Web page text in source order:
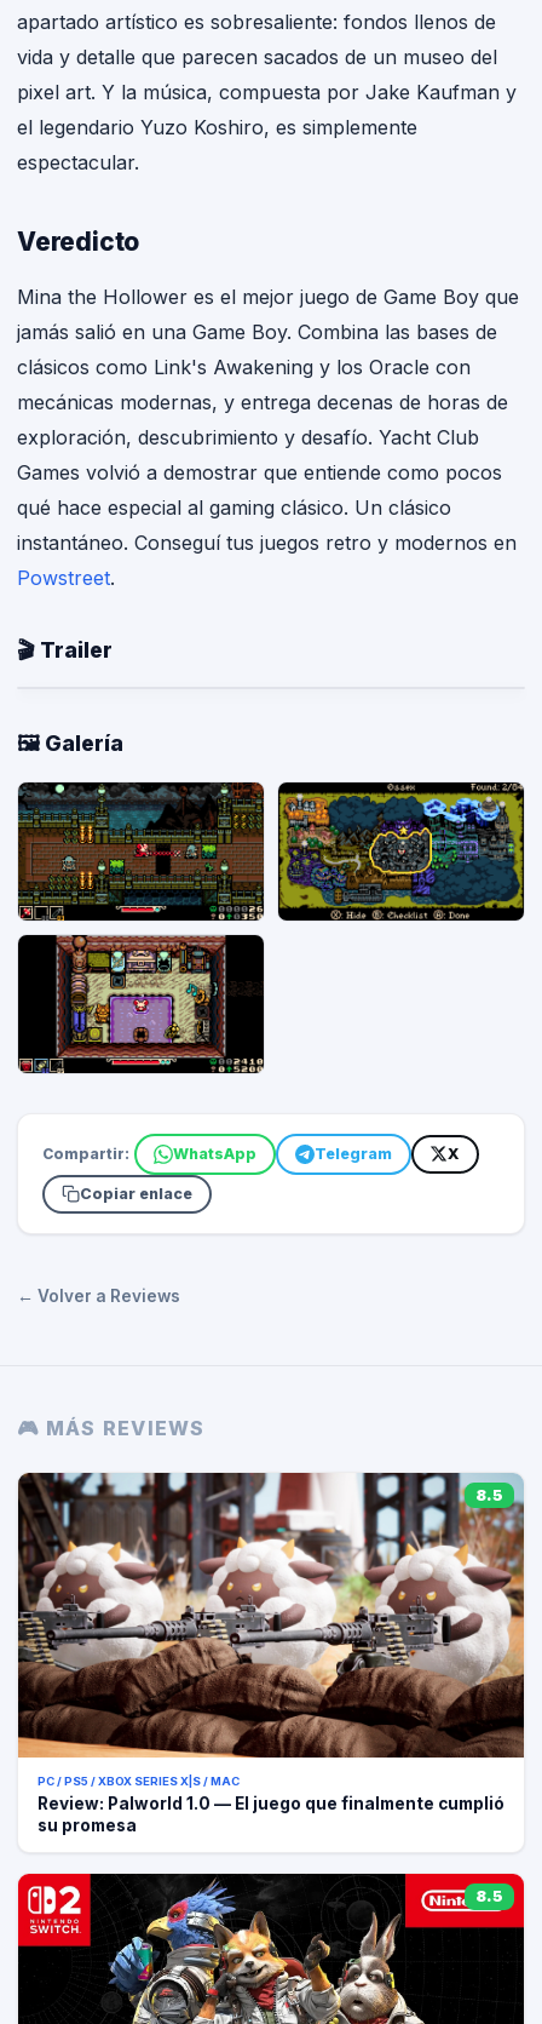
apartado artístico es sobresaliente: fondos llenos de
vida y detalle que parecen sacados de un museo del
pixel art. Y la música, compuesta por Jake Kaufman y
el legendario Yuzo Koshiro, es simplemente
espectacular.
Veredicto
Mina the Hollower es el mejor juego de Game Boy que
jamás salió en una Game Boy. Combina las bases de
clásicos como Link's Awakening y los Oracle con
mecánicas modernas, y entrega decenas de horas de
exploración, descubrimiento y desafío. Yacht Club
Games volvió a demostrar que entiende como pocos
qué hace especial al gaming clásico. Un clásico
instantáneo. Conseguí tus juegos retro y modernos en
Powstreet.
🎬 Trailer
🖼️ Galería
Compartir: WhatsApp Telegram X
Copiar enlace
← Volver a Reviews
🎮 MÁS REVIEWS
8.5
PC / PS5 / XBOX SERIES X|S / MAC
Review: Palworld 1.0 — El juego que finalmente cumplió
su promesa
8.5